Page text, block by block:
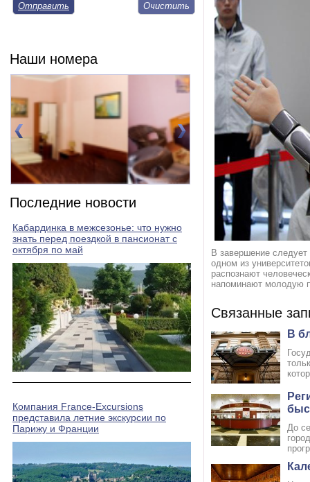
Отправить
Наши номера
Номер 3(DBL)
Последние новости
Кабардинка в межсезонье: что нужно
знать перед поездкой в пансионат с
октября по май
Компания France-Excursions
представила летние экскурсии по
Парижу и Франции
В завершение
одном из
распознают
напоминают молодую
Связанные
В
До